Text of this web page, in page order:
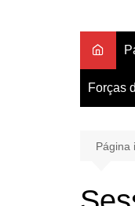
Forças
Página